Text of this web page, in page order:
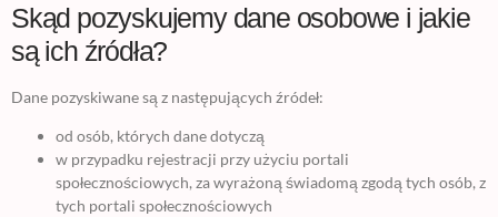
Skąd pozyskujemy dane osobowe i jakie
są ich źródła?
Dane pozyskiwane są z następujących źródeł:
od osób, których dane dotyczą
w przypadku rejestracji przy użyciu portali
społecznościowych, za wyrażoną świadomą zgodą tych osób, z
tych portali społecznościowych